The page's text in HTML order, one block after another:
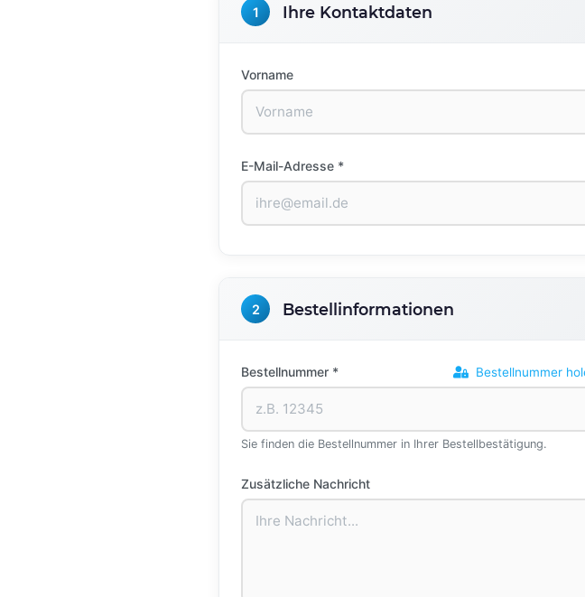
1 Ihre Kontaktdaten
Vorname
E-Mail-Adresse *
2 Bestellinformationen
Bestellnummer * Bestellnummer
Sie finden die Bestellnummer in Ihrer Bestellbestätigung.
Zusätzliche Nachricht